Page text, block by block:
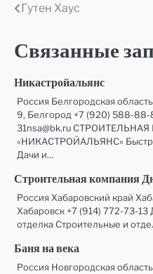
Навигация
записям
Гутен Хаус
Связанные
Никастройальянс
Россия Белгородская
9, Белгород +7 (920) 588-88-
31nsa@bk.ru
«НИКАСТРОЙАЛЬЯНС»
Дачи и…
Строительная компания
Россия Хабаровский край
Хабаровск +7 (914) 772-73-
отделка Строительные и
Баня на века
Россия Новгородская